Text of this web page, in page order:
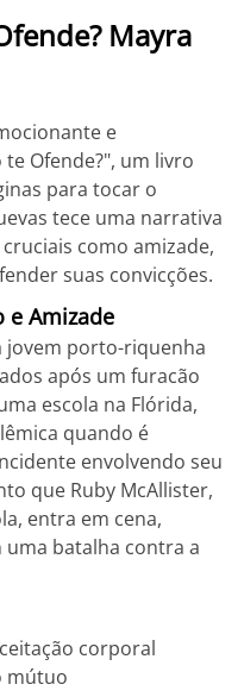
Mayra
e
Ofende?", um livro
para tocar o
tece uma narrativa
como amizade,
suas convicções.
e Amizade
jovem porto-riquenha
após um furacão
escola na Flórida,
quando é
envolvendo seu
que Ruby McAllister,
entra em cena,
batalha contra a
corporal
mútuo